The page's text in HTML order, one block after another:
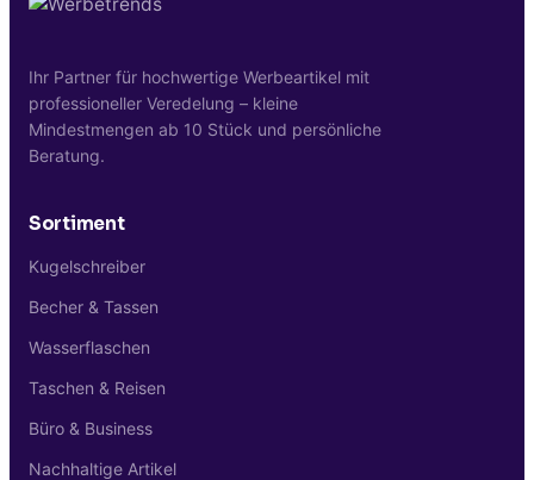
Ihr Partner für hochwertige Werbeartikel mit
professioneller Veredelung – kleine
Mindestmengen ab 10 Stück und persönliche
Beratung.
Sortiment
Kugelschreiber
Becher & Tassen
Wasserflaschen
Taschen & Reisen
Büro & Business
Nachhaltige Artikel